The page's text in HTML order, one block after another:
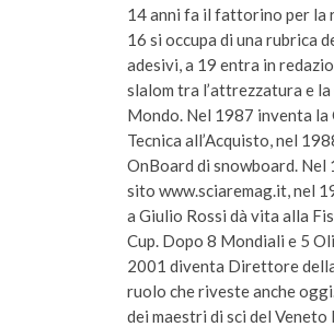
14 anni fa il fattorino per la
16 si occupa di una rubrica
adesivi, a 19 entra in
slalom tra l’attrezzatura e la
Mondo. Nel 1987 inventa la
Tecnica all’Acquisto, nel
OnBoard di snowboard. Nel
sito www.sciaremag.it, nel
a Giulio Rossi dà vita alla
Cup. Dopo 8 Mondiali e 5
2001 diventa Direttore
ruolo che riveste anche
dei maestri di sci del Veneto